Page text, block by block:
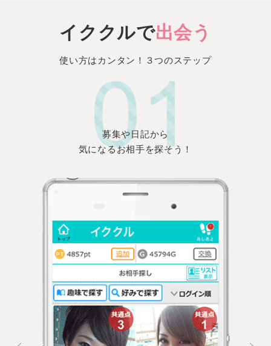
イククルで出会う
使い方はカンタン！３つのステップ
募集や日記から
気になるお相手を探そう！